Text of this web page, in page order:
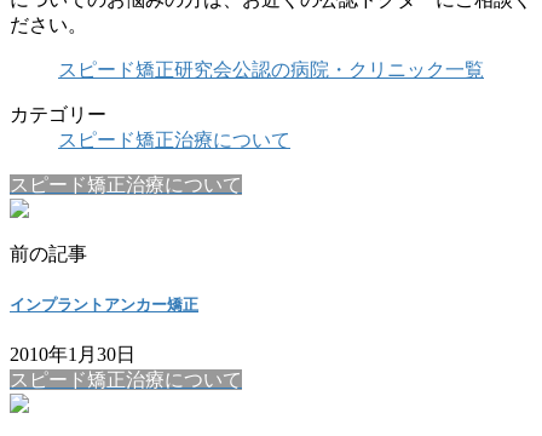
ださい。
スピード矯正研究会公認の病院・クリニック一覧
カテゴリー
スピード矯正治療について
スピード矯正治療について
前の記事
インプラントアンカー矯正
2010年1月30日
スピード矯正治療について